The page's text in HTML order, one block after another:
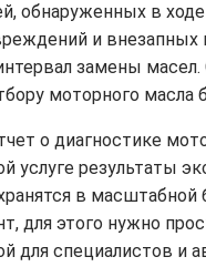
обнаруженных в
и внезапных
замены масел.
моторного масла
о диагностике
услуге результаты
в
для этого нужно
для специалистов и